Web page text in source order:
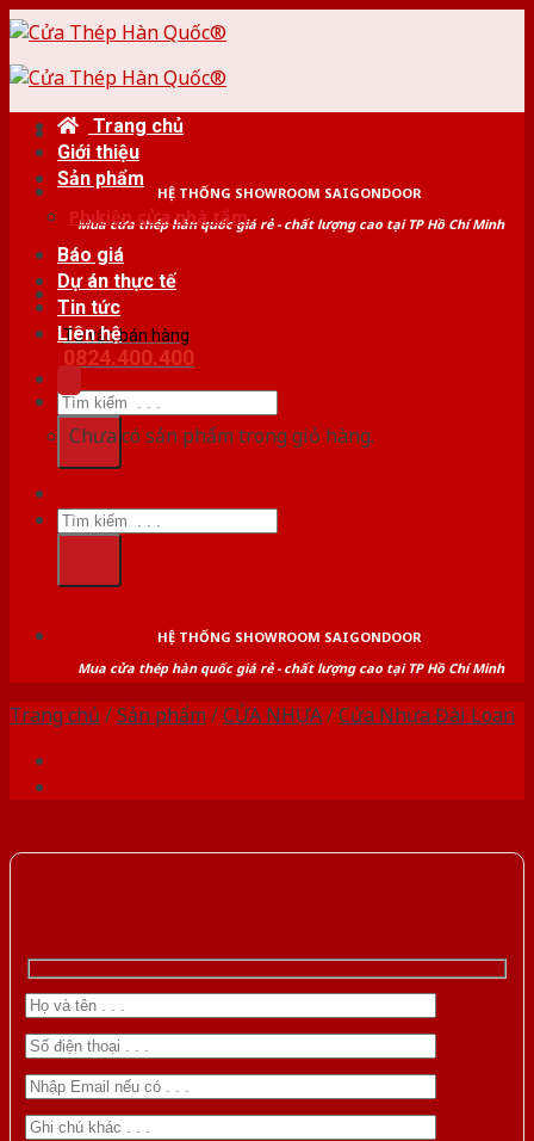
Skip
content
HỆ THỐNG SHOWROOM SAIGONDOOR
Mua cửa thép hàn quốc giá rẻ - chất lượng cao tại TP Hồ Chí Minh
Tư vấn bán hàng
0824.400.400
Tìm
kiếm:
Trang chủ
Giới thiệu
Sản phẩm
Phụ kiện cửa nhà tắm
Báo giá
Dự án thực tế
Tin tức
Liên hệ
Chưa có sản phẩm trong giỏ hàng.
Tìm
kiếm:
HỆ THỐNG SHOWROOM SAIGONDOOR
Mua cửa thép hàn quốc giá rẻ - chất lượng cao tại TP Hồ Chí Minh
Trang chủ /Sản phẩm /CỬA NHỰA/Cửa Nhựa Đài Loan